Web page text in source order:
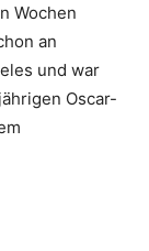
Wochen
an
und war
Oscar-